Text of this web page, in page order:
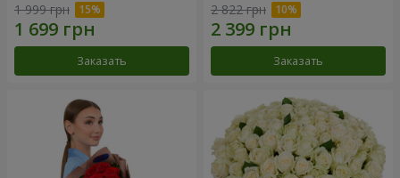
1 999 грн
Заказать
2 822 грн
Заказать